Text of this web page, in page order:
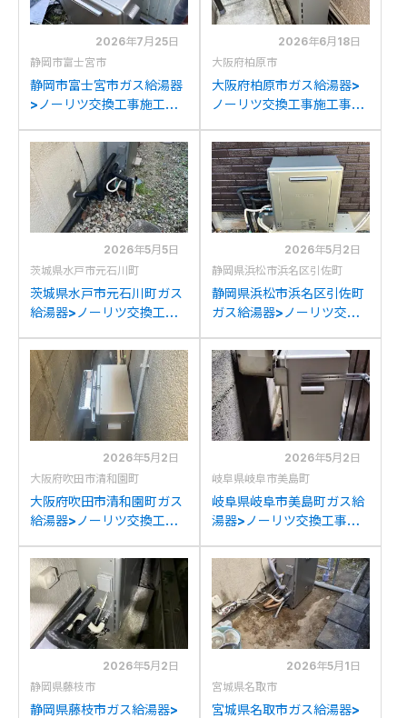
2026年7月25日
静岡市富士宮市
静岡市富士宮市ガス給湯器
>ノーリツ交換工事施工事
からノーリツGT-
C2072SAR BLへの交換
2026年6月18日
大阪府柏原市
大阪府柏原市ガス給湯器>
ノーリツ交換工事施工事
C2032SARXからノーリツ
GT-C2072SAR BLへの交
換
2026年5月5日
茨城県水戸市元石川町
茨城県水戸市元石川町ガス
給湯器>ノーリツ交換工事
E2003SAGからノーリツ
GT-C2072SAR BLへの交
換
2026年5月2日
静岡県浜松市浜名区引佐町
静岡県浜松市浜名区引佐町
ガス給湯器>ノーリツ交換
GT-C2042SARX-MBか
らノーリツGT-
C2072SAR BLへの交換
2026年5月2日
大阪府吹田市清和園町
大阪府吹田市清和園町ガス
給湯器>ノーリツ交換工事
V2002AGからノーリツ
GT-C2072SAR BLへの交
2026年5月2日
岐阜県岐阜市美島町
岐阜県岐阜市美島町ガス給
湯器>ノーリツ交換工事施
C2032SAXからノーリツ
GT-C2072SAR BLへの交
換
2026年5月2日
静岡県藤枝市
静岡県藤枝市ガス給湯器>
2026年5月1日
宮城県名取市
宮城県名取市ガス給湯器>